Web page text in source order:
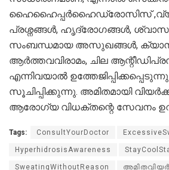
ഹൈഹൈപ്പർഹൈഡ്രോസിസ്
പ്രശ്നങ്ങൾ, ഹൃദ്രോഗങ്ങൾ,
സംബന്ധമായ അസുഖങ്ങൾ,
ആർത്തവവിരാമം, ചില
എന്നിവയാൽ
സൂചിപ്പിക്കുന്നു. അമിതമായി
ആരോഗ്യ വിധക്തന്റെ സേവനം
Tags: ConsultYourDoctor
HyperhidrosisAwareness
SweatingWithoutReason